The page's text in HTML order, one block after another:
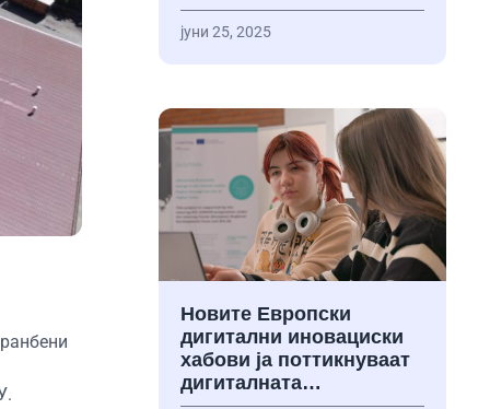
јуни 25, 2025
Новите Европски
дигитални иновациски
хабови ја поттикнуваат
дигиталната…